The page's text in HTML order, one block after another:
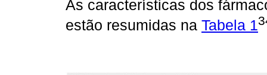
As características dos
estão resumidas na Tabela 1